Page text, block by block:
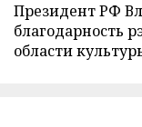
Президент РФ
благодарность
области